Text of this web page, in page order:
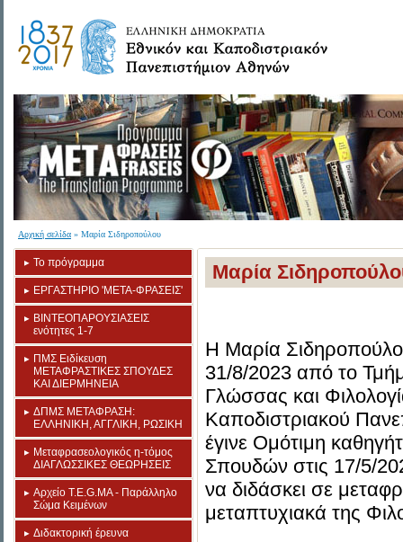
Αρχική σελίδα » Μαρία Σιδηροπούλου
Το πρόγραμμα
ΕΡΓΑΣΤΗΡΙΟ 'META-ΦΡΑΣΕΙΣ'
ΒΙΝΤΕΟΠΑΡΟΥΣΙΑΣΕΙΣ
ενότητες 1-7
ΠΜΣ Eιδίκευση
ΜΕΤΑΦΡΑΣΤΙΚΕΣ ΣΠΟΥΔΕΣ
ΚΑΙ ΔΙΕΡΜΗΝΕΙΑ
ΔΠΜΣ ΜΕΤΑΦΡΑΣΗ:
ΕΛΛΗΝΙΚΗ, ΑΓΓΛΙΚΗ, ΡΩΣΙΚΗ
Mεταφρασεολογικός η-τόμος
ΔΙΑΓΛΩΣΣΙΚΕΣ ΘΕΩΡΗΣΕΙΣ
Aρχείο T.E.G.MA - Παράλληλο
Σώμα Κειμένων
Διδακτορική έρευνα
Μαρία
Η Μαρία
31/8/2023 από το
Γλώσσας και
Καποδιστριακού
έγινε Oμότιμη
Σπουδών στις 17/5/
να διδάσκει σε
μεταπτυχιακά της